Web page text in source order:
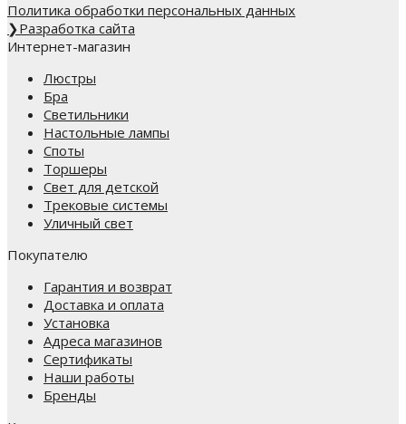
Политика обработки персональных данных
❯Разработка сайта
Интернет-магазин
Люстры
Бра
Светильники
Настольные лампы
Споты
Торшеры
Свет для детской
Трековые системы
Уличный свет
Покупателю
Гарантия и возврат
Доставка и оплата
Установка
Адреса магазинов
Сертификаты
Наши работы
Бренды